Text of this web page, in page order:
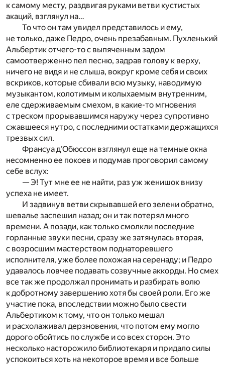
к самому месту, раздвигая руками ветви кустистых
акаций, взглянул на…
То что он там увидел представилось и ему,
не только, даже Педро, очень презабавным. Пухленький
Альбертик отчего-то с выпяченным задом
самоотверженно пел песню, задрав голову к верху,
ничего не видя и не слыша, вокруг кроме себя и своих
вскриков, которые сбивали всю музыку, наводимую
музыкантом, колотимым и колыхаемым внутренним,
еле сдерживаемым смехом, в какие-то мгновения
с треском прорывавшимся наружу через супротивно
сжавшееся нутро, с последними остатками держащихся
трезвых сил.
Франсуа д’Обюссон взглянул еще на темные окна
несомненно ее покоев и подумав проговорил самому
себе вслух:
— Э! Тут мне ее не найти, раз уж женишок внизу
успеха не имеет.
И задвинув ветви скрывавшей его зелени обратно,
шевалье заспешил назад; он и так потерял много
времени. А позади, как только смолкли последние
горланные звуки песни, сразу же затянулась вторая,
с возросшим мастерством поднаторевшего
исполнителя, уже более похожая на серенаду; и Педро
удавалось ловчее подавать созвучные аккорды. Но смех
все так же продолжал пронимать и разбирать волю
к добротному завершению хотя бы своей роли. Его же
участие пока, впоследствии можно было свести
Альбертиком к тому, что он только мешал
и расхолаживал дерзновения, что потом ему могло
дорого обойтись по службе и со всех сторон. Это
несколько насторожило библиотекаря и придало силы
успокоиться хоть на некоторое время и все больше